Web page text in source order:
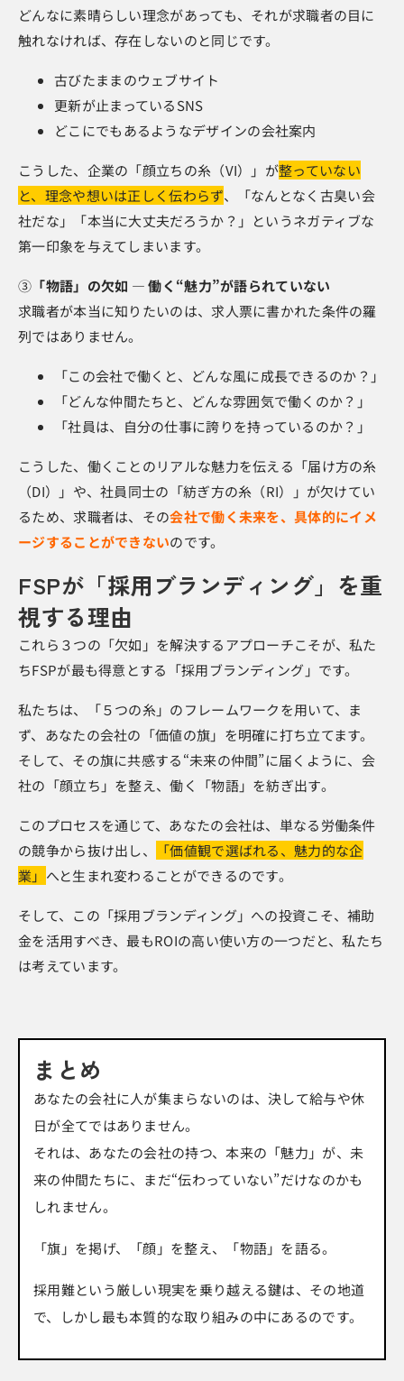
どんなに素晴らしい理念があっても、それが求職者の目に
触れなければ、存在しないのと同じです。
古びたままのウェブサイト
更新が止まっているSNS
どこにでもあるようなデザインの会社案内
こうした、企業の「顔立ちの糸（VI）」が整っていない
と、理念や想いは正しく伝わらず、「なんとなく古臭い会
社だな」「本当に大丈夫だろうか？」というネガティブな
第一印象を与えてしまいます。
③ 「物語」の欠如 ― 働く“魅力”が語られていない
求職者が本当に知りたいのは、求人票に書かれた条件の羅
列ではありません。
「この会社で働くと、どんな風に成長できるのか？」
「どんな仲間たちと、どんな雰囲気で働くのか？」
「社員は、自分の仕事に誇りを持っているのか？」
こうした、働くことのリアルな魅力を伝える「届け方の糸
（DI）」や、社員同士の「紡ぎ方の糸（RI）」が欠けてい
るため、求職者は、その会社で働く未来を、具体的にイメ
ージすることができないのです。
FSPが「採用ブランディング」を重
視する理由
これら３つの「欠如」を解決するアプローチこそが、私た
ちFSPが最も得意とする「採用ブランディング」です。
私たちは、「５つの糸」のフレームワークを用いて、ま
ず、あなたの会社の「価値の旗」を明確に打ち立てます。
そして、その旗に共感する“未来の仲間”に届くように、会
社の「顔立ち」を整え、働く「物語」を紡ぎ出す。
このプロセスを通じて、あなたの会社は、単なる労働条件
の競争から抜け出し、
「価値観で選ばれる、魅力的な企
業」 へと生まれ変わることができるのです。
そして、この「採用ブランディング」への投資こそ、補助
金を活用すべき、最もROIの高い使い方の一つだと、私たち
は考えています。
まとめ
あなたの会社に人が集まらないのは、決して給与や休
日が全てではありません。
それは、あなたの会社の持つ、本来の「魅力」が、未
来の仲間たちに、まだ“伝わっていない”だけなのかも
しれません。
「旗」を掲げ、「顔」を整え、「物語」を語る。
採用難という厳しい現実を乗り越える鍵は、その地道
で、しかし最も本質的な取り組みの中にあるのです。